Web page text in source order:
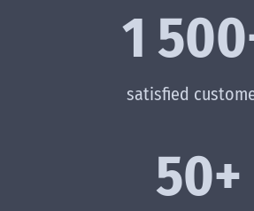
1
satisfied
50+